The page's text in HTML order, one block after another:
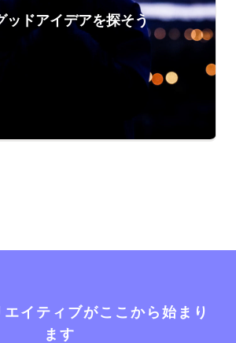
ッドアイデアを探そう
イティブがここから始まり
ます